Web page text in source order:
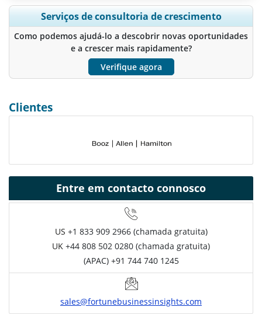
Ampliar a cobertura regional e por país, Análise de segmentos,
Perfis de empresas, Benchmarking competitivo, e insights sobre
o usuário final.
Personalizar agora
Serviços de consultoria de crescimento
Como podemos ajudá-lo a descobrir novas oportunidades
e a crescer mais rapidamente?
Verifique agora
Clientes
Entre em contacto connosco
US +1 833 909 2966 (chamada gratuita)
UK +44 808 502 0280 (chamada gratuita)
(APAC) +91 744 740 1245
sales@fortunebusinessinsights.com